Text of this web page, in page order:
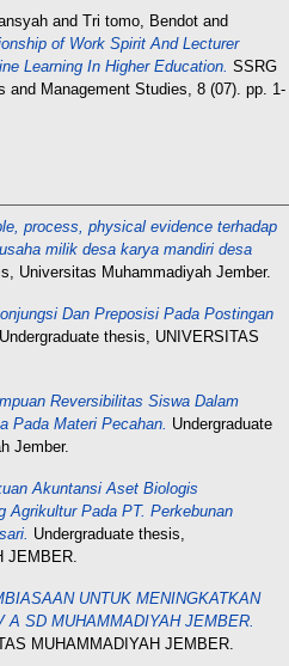
and Tri tomo, Bendot and
of Work Spirit And Lecturer
Learning In Higher Education. SSRG
and Management Studies, 8 (07). pp. 1-
process, physical evidence terhadap
milik desa karya mandiri desa
Universitas Muhammadiyah Jember.
Dan Preposisi Pada Postingan
Undergraduate thesis, UNIVERSITAS
Reversibilitas Siswa Dalam
Pada Materi Pecahan. Undergraduate
Jember.
Akuntansi Aset Biologis
Agrikultur Pada PT. Perkebunan
Undergraduate thesis,
JEMBER.
UNTUK MENINGKATKAN
SD MUHAMMADIYAH JEMBER.
MUHAMMADIYAH JEMBER.